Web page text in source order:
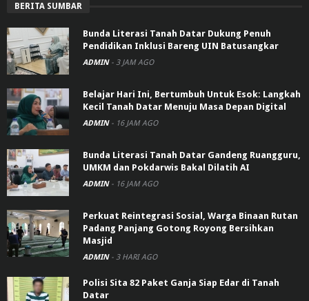
BERITA SUMBAR
Bunda Literasi Tanah Datar Dukung Penuh
Pendidikan Inklusi Bareng UIN Batusangkar
ADMIN - 3 JAM AGO
Belajar Hari Ini, Bertumbuh Untuk Esok: Langkah
Kecil Tanah Datar Menuju Masa Depan Digital
ADMIN - 16 JAM AGO
Bunda Literasi Tanah Datar Gandeng Ruangguru,
UMKM dan Pokdarwis Bakal Dilatih AI
ADMIN - 16 JAM AGO
Perkuat Reintegrasi Sosial, Warga Binaan Rutan
Padang Panjang Gotong Royong Bersihkan
Masjid
ADMIN - 3 HARI AGO
Polisi Sita 82 Paket Ganja Siap Edar di Tanah
Datar